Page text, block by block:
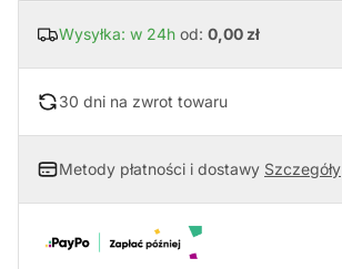
Wysyłka: w 24h od: 0,00 zł
30 dni na zwrot towaru
Metody płatności i dostawy Szczegóły